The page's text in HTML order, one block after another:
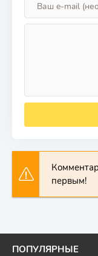
первым!
ПОПУЛЯРНЫЕ